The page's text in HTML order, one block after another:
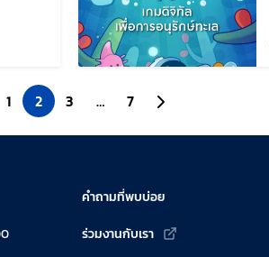
ไปยังหน้าก่อนหน้า
1 2 3 … 7 ไปยังหน้าถัดไป
คำถามที่พบบ่อย
ร่วมงานกับเรา